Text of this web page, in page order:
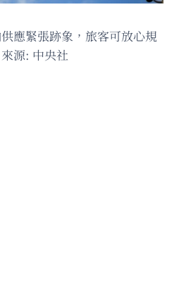
應緊張跡象，旅客可放心規
源: 中央社